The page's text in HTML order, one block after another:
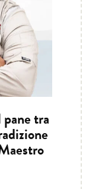
tra